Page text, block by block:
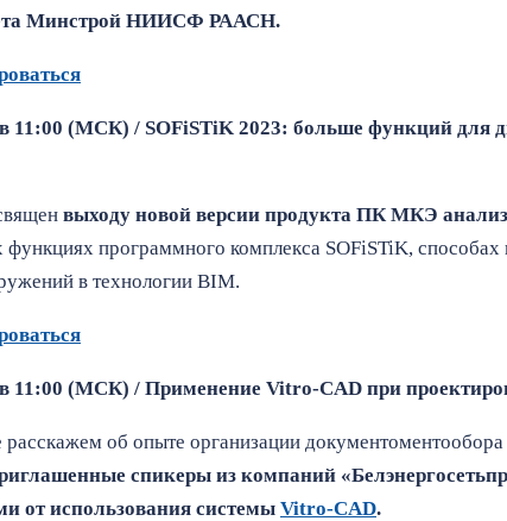
Минстрой НИИСФ РААСН.
11:00 (МСК) / SOFiSTiK 2023: больше функций для
выходу новой версии продукта ПК МКЭ
программного комплекса SOFiSTiK, способах
в технологии BIM.
в 11:00 (МСК) / Применение Vitro-CAD при
об опыте организации
спикеры из компаний
от использования системы Vitro‑CAD.